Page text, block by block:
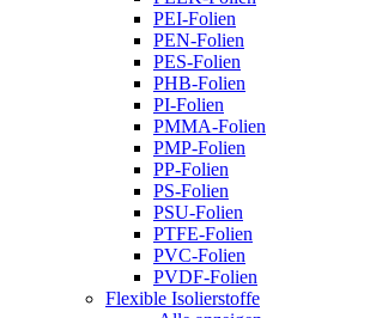
PEI-Folien
PEN-Folien
PES-Folien
PHB-Folien
PI-Folien
PMMA-Folien
PMP-Folien
PP-Folien
PS-Folien
PSU-Folien
PTFE-Folien
PVC-Folien
PVDF-Folien
Flexible Isolierstoffe